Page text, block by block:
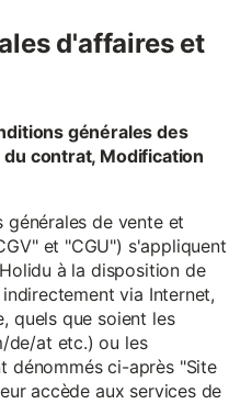
d'affaires et
générales des
contrat, Modification
générales de vente et
et "CGU") s'appliquent
à la disposition de
via Internet,
quels que soient les
de/at etc.) ou les
dénommés ci-après "Site
accède aux services de